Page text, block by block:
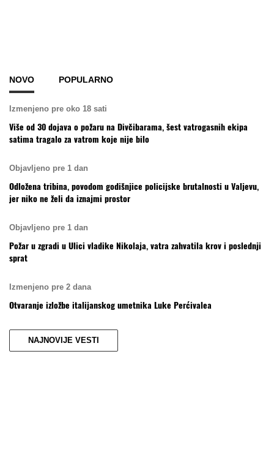
NOVO POPULARNO
Izmenjeno pre oko 18 sati
Više od 30 dojava o požaru na Divčibarama, šest vatrogasnih ekipa
satima tragalo za vatrom koje nije bilo
Objavljeno pre 1 dan
Odložena tribina, povodom godišnjice policijske brutalnosti u Valjevu,
jer niko ne želi da iznajmi prostor
Objavljeno pre 1 dan
Požar u zgradi u Ulici vladike Nikolaja, vatra zahvatila krov i poslednji
sprat
Izmenjeno pre 2 dana
Otvaranje izložbe italijanskog umetnika Luke Perćivalea
NAJNOVIJE VESTI